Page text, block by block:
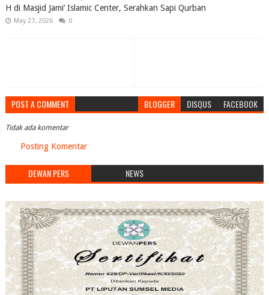
H di Masjid Jami’ Islamic Center, Serahkan Sapi Qurban
May 27, 2026 0
POST A COMMENT BLOGGER DISQUS FACEBOOK
Tidak ada komentar
Posting Komentar
DEWAN PERS NEWS